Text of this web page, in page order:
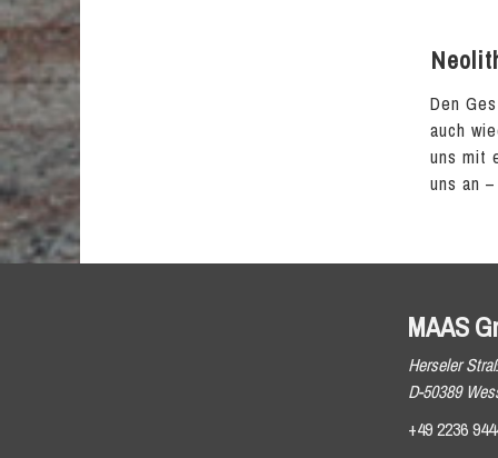
Den
auch
uns mit
uns an
MAAS
Herseler
D-50389
+49 2236